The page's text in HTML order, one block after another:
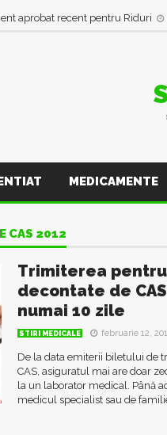
aprobat recent pentru Riduri
MEDICAMENTE
CAS 2012
Trimiterea
decontate de
numai 10 zile
STIRI MEDICALE februarie 12,
De la data emiterii biletului de
CAS, asiguratul mai are doar
la un laborator medical. Până
medicul specialist sau de